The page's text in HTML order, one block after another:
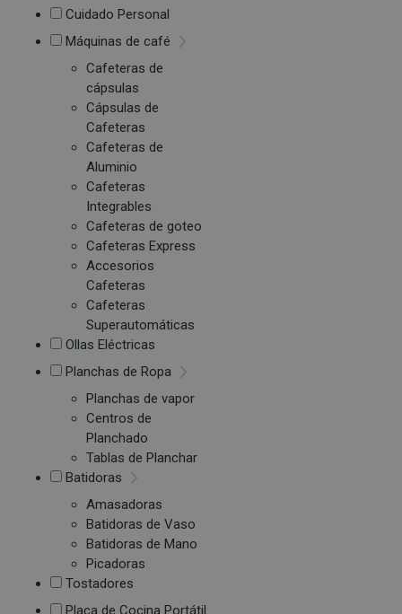
Cuidado Personal
Máquinas de café
Cafeteras de
cápsulas
Cápsulas de
Cafeteras
Cafeteras de
Aluminio
Cafeteras
Integrables
Cafeteras de goteo
Cafeteras Express
Accesorios
Cafeteras
Cafeteras
Superautomáticas
Ollas Eléctricas
Planchas de Ropa
Planchas de vapor
Centros de
Planchado
Tablas de Planchar
Batidoras
Amasadoras
Batidoras de Vaso
Batidoras de Mano
Picadoras
Tostadores
Placa de Cocina Portátil